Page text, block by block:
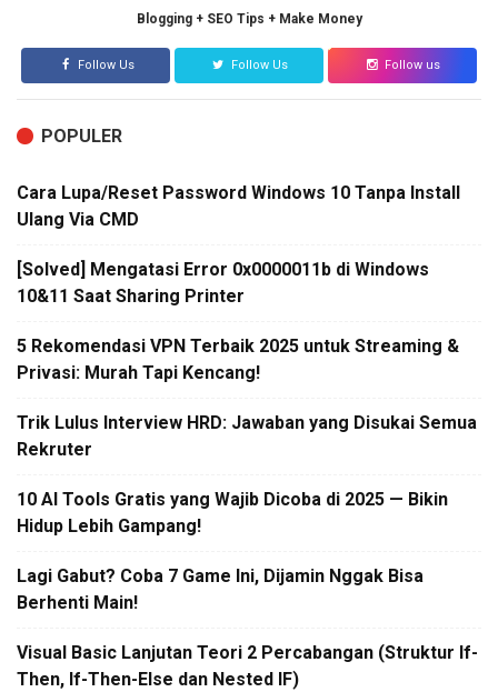
Blogging + SEO Tips + Make Money
Follow Us Follow Us Follow us
POPULER
Cara Lupa/Reset Password Windows 10 Tanpa Install
Ulang Via CMD
[Solved] Mengatasi Error 0x0000011b di Windows
10&11 Saat Sharing Printer
5 Rekomendasi VPN Terbaik 2025 untuk Streaming &
Privasi: Murah Tapi Kencang!
Trik Lulus Interview HRD: Jawaban yang Disukai Semua
Rekruter
10 AI Tools Gratis yang Wajib Dicoba di 2025 — Bikin
Hidup Lebih Gampang!
Lagi Gabut? Coba 7 Game Ini, Dijamin Nggak Bisa
Berhenti Main!
Visual Basic Lanjutan Teori 2 Percabangan (Struktur If-
Then, If-Then-Else dan Nested IF)